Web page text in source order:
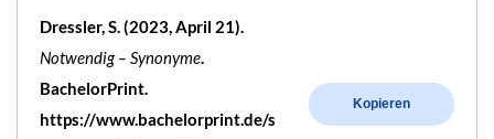
Dressler, S. (2023, April 21).
Notwendig – Synonyme.
BachelorPrint.
https://www.bachelorprint.de/s
Kopieren